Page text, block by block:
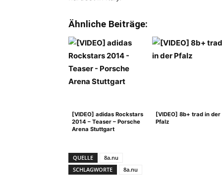
Ähnliche Beiträge:
[VIDEO] adidas Rockstars
2014 – Teaser – Porsche
Arena Stuttgart
[VIDEO] 8b+ trad in der
Pfalz
QUELLE
8a.nu
SCHLAGWORTE
8a.nu